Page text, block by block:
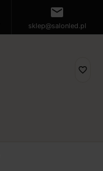
mail
sklep@salonled.pl
favorite_border